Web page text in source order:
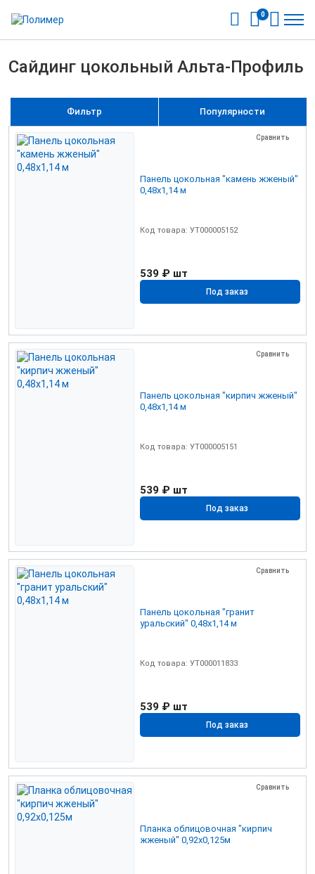
0
Сайдинг цокольный Альта-Профиль
Популярности
Фильтр
Сравнить
Панель цокольная "камень жженый"
0,48х1,14 м
Код товара: УТ000005152
539 ₽ шт
Под заказ
Сравнить
Панель цокольная "кирпич жженый"
0,48х1,14 м
Код товара: УТ000005151
539 ₽ шт
Под заказ
Сравнить
Панель цокольная "гранит
уральский" 0,48х1,14 м
Код товара: УТ000011833
539 ₽ шт
Под заказ
Сравнить
Планка облицовочная "кирпич
жженый" 0,92х0,125м